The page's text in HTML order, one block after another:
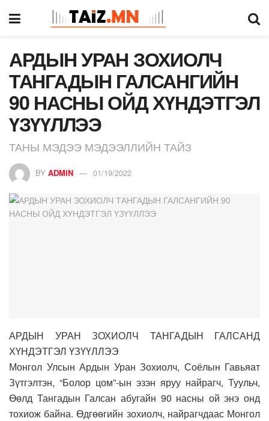
АРДЫН УРАН ЗОХИОЛЧ
ТАНГАДЫН ГАЛСАНГИЙН
90 НАСНЫ ОЙД ХҮНДЭТГЭЛ
ҮЗҮҮЛЛЭЭ
ТАНЫ МЭДЭЭ МЭДЭЭЛЛИЙН ТАЙЗ
BY ADMIN 01/19/2022
АРДЫН УРАН ЗОХИОЛЧ ТАНГАДЫН ГАЛСАНД
ХҮНДЭТГЭЛ ҮЗҮҮЛЛЭЭ
Монгол Улсын Ардын Уран Зохиолч, Соёлын Гавьяат
Зүтгэлтэн, “Болор цом”-ын эзэн яруу найрагч, Туульч,
Өөлд Тангадын Галсан абугайн 90 насны ой энэ онд
тохиож байна. Өдгөөгийн зохиолч, найрагчдаас Монгол